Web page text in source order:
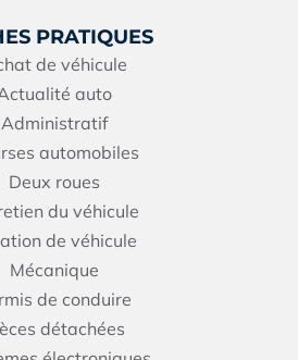
PRATIQUES
de véhicule
auto
Administratif
automobiles
Deux roues
du véhicule
de véhicule
Mécanique
de conduire
détachées